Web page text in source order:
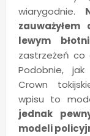
wiarygodnie.
lewym
zastrzeżeń co
Podobnie,
Crown
wpisu to
jednak
modeli